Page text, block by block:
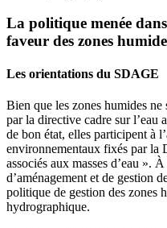
La politique menée
faveur des zones
Les orientations du SDAGE
Bien que les zones humides ne
par la directive cadre sur l’eau
de bon état, elles participent à
environnementaux fixés par la
associés aux masses d’eau ».
d’aménagement et de gestion
politique de gestion des zones
hydrographique.